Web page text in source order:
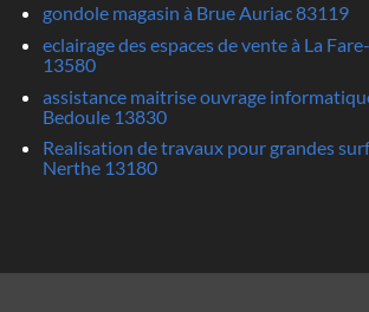
gondole magasin à Brue Auriac 83119
eclairage des espaces de vente à La
13580
assistance maitrise ouvrage
Bedoule 13830
Realisation de travaux pour grandes
Nerthe 13180